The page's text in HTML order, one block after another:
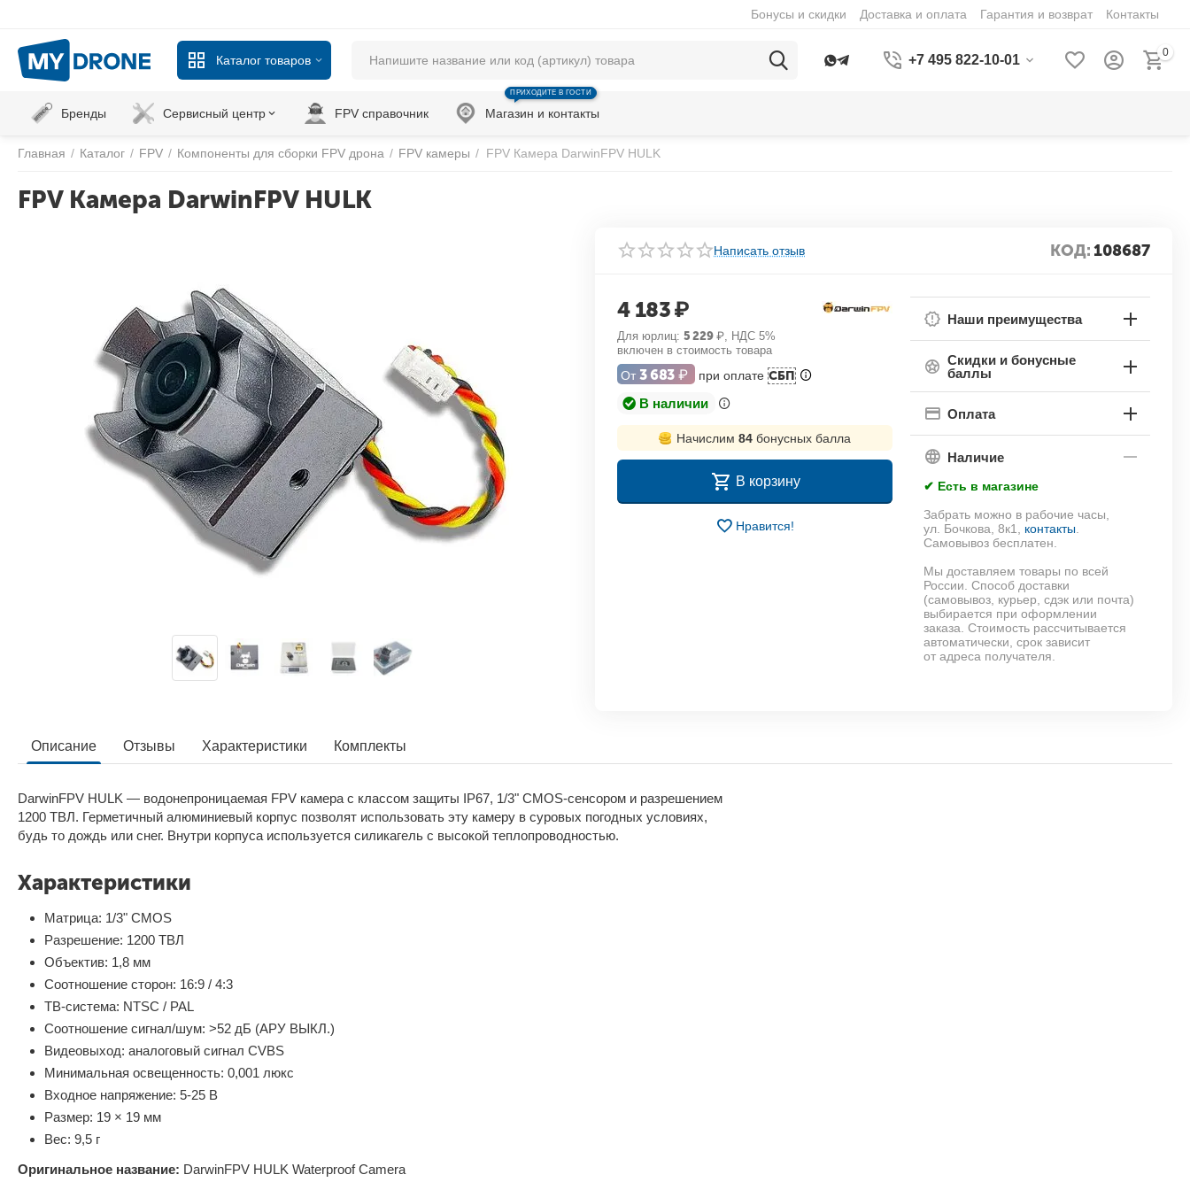
Бонусы и скидки Доставка и оплата Гарантия и возврат Контакты
Каталог товаров +7 495 822-10-01 0
Бренды Сервисный центр FPV справочник Магазин и контакты
ПРИХОДИТЕ В ГОСТИ
Главная / Каталог / FPV / Компоненты для сборки FPV дрона / FPV камеры / FPV Камера DarwinFPV HULK
FPV Камера DarwinFPV HULK
Написать отзыв КОД:108687
4 183₽
Для юрлиц: 5 229 ₽, НДС 5%
включен в стоимость товара
От 3 683 ₽ при оплате СБП
В наличии
Начислим 84 бонусных балла
В корзину
Нравится!
Наши преимущества
Скидки и бонусные
баллы
Оплата
Наличие
✔ Есть в магазине
Забрать можно в рабочие часы,
ул. Бочкова, 8к1, контакты
Самовывоз бесплатен.
Мы доставляем товары по всей
России. Способ доставки
(самовывоз, курьер, сдэк или почта)
выбирается при оформлении
заказа. Стоимость рассчитывается
автоматически, срок зависит
от адреса получателя.
Описание Отзывы Характеристики Комплекты
DarwinFPV HULK — водонепроницаемая FPV камера с классом защиты IP67, 1/3" CMOS-сенсором и разрешением
1200 ТВЛ. Герметичный алюминиевый корпус позволят использовать эту камеру в суровых погодных условиях,
будь то дождь или снег. Внутри корпуса используется силикагель с высокой теплопроводностью.
Характеристики
Матрица: 1/3" CMOS
Разрешение: 1200 ТВЛ
Объектив: 1,8 мм
Соотношение сторон: 16:9 / 4:3
ТВ-система: NTSC / PAL
Соотношение сигнал/шум: >52 дБ (АРУ ВЫКЛ.)
Видеовыход: аналоговый сигнал CVBS
Минимальная освещенность: 0,001 люкс
Входное напряжение: 5-25 В
Размер: 19 × 19 мм
Вес: 9,5 г
Оригинальное название: DarwinFPV HULK Waterproof Camera